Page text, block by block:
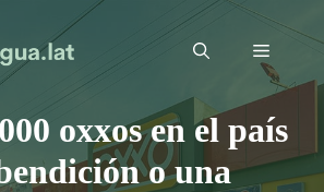
Menú
oxxos en el país
o una